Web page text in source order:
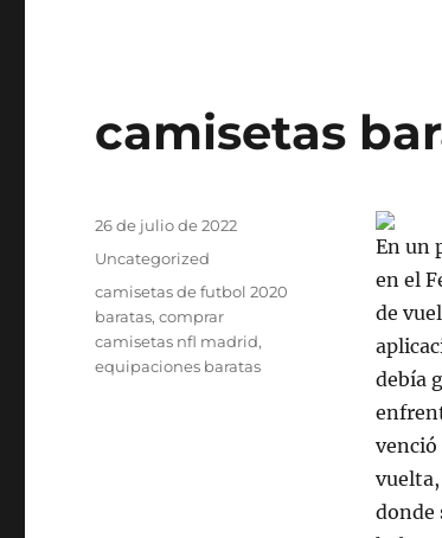
camisetas
En un
en el
de
debía
venció
donde
Publicado
26 de julio de 2022
Categorías
Uncategorized
Etiquetas
camisetas de futbol 2020
baratas,comprar
camisetas nfl madrid,
equipaciones baratas